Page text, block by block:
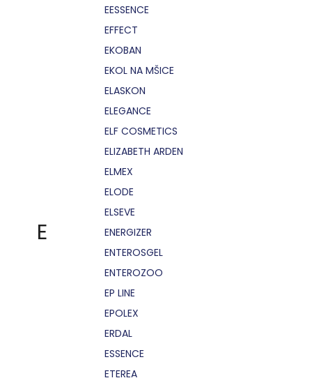
E
EESSENCE
EFFECT
EKOBAN
EKOL NA MŠICE
ELASKON
ELEGANCE
ELF COSMETICS
ELIZABETH ARDEN
ELMEX
ELODE
ELSEVE
ENERGIZER
ENTEROSGEL
ENTEROZOO
EP LINE
EPOLEX
ERDAL
ESSENCE
ETEREA